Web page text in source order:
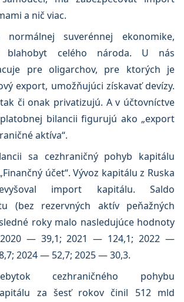
a nič viac.
suverénnej ekonomike,
blahobyt celého národa. U nás
pre oligarchov, pre ktorých je
export, umožňujúci získavať devízy.
či onak privatizujú. A v účtovníctve
bilancii figurujú ako „export
aktíva“.
sa cezhraničný pohyb kapitálu
účet“. Vývoz kapitálu z Ruska
import kapitálu. Saldo
(bez rezervných aktív peňažných
roky malo nasledujúce hodnoty
— 39,1; 2021 — 124,1; 2022 —
2024 — 52,7; 2025 — 30,3.
cezhraničného pohybu
za šesť rokov činil 512 mld